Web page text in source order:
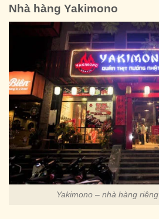
Nhà hàng Yakimono
Yakimono – nhà hàng